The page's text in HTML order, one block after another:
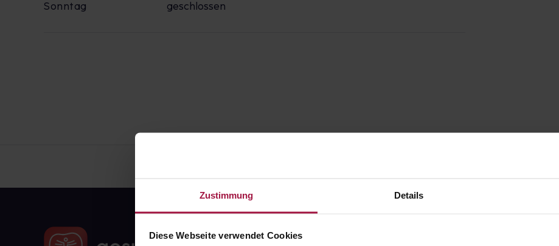
Zustimmung Details
Diese Webseite verwendet Cookies
Sonntag
geschlossen